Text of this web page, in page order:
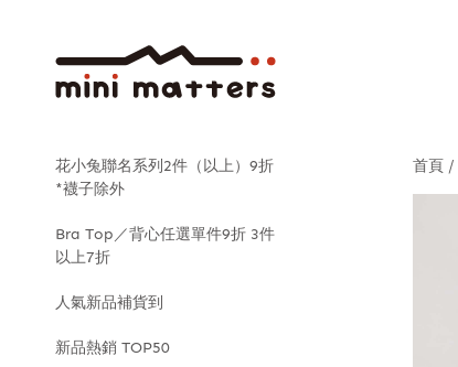
花小兔聯名系列2件（以上）9折
*襪子除外
Bra Top／背心任選單件9折 3件
以上7折
人氣新品補貨到
新品熱銷 TOP50
首頁